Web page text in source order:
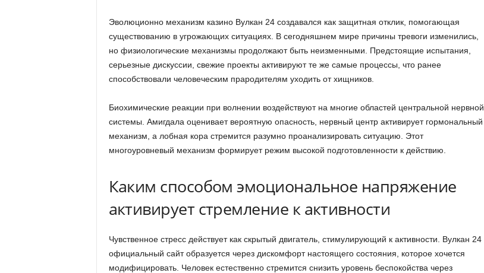
Эволюционно механизм казино Вулкан 24 создавался как защитная отклик, помогающая
существованию в угрожающих ситуациях. В сегодняшнем мире причины тревоги изменились,
но физиологические механизмы продолжают быть неизменными. Предстоящие испытания,
серьезные дискуссии, свежие проекты активируют те же самые процессы, что ранее
способствовали человеческим прародителям уходить от хищников.
Биохимические реакции при волнении воздействуют на многие областей центральной нервной
системы. Амигдала оценивает вероятную опасность, нервный центр активирует гормональный
механизм, а лобная кора стремится разумно проанализировать ситуацию. Этот
многоуровневый механизм формирует режим высокой подготовленности к действию.
Каким способом эмоциональное напряжение
активирует стремление к активности
Чувственное стресс действует как скрытый двигатель, стимулирующий к активности. Вулкан 24
официальный сайт образуется через дискомфорт настоящего состояния, которое хочется
модифицировать. Человек естественно стремится снизить уровень беспокойства через